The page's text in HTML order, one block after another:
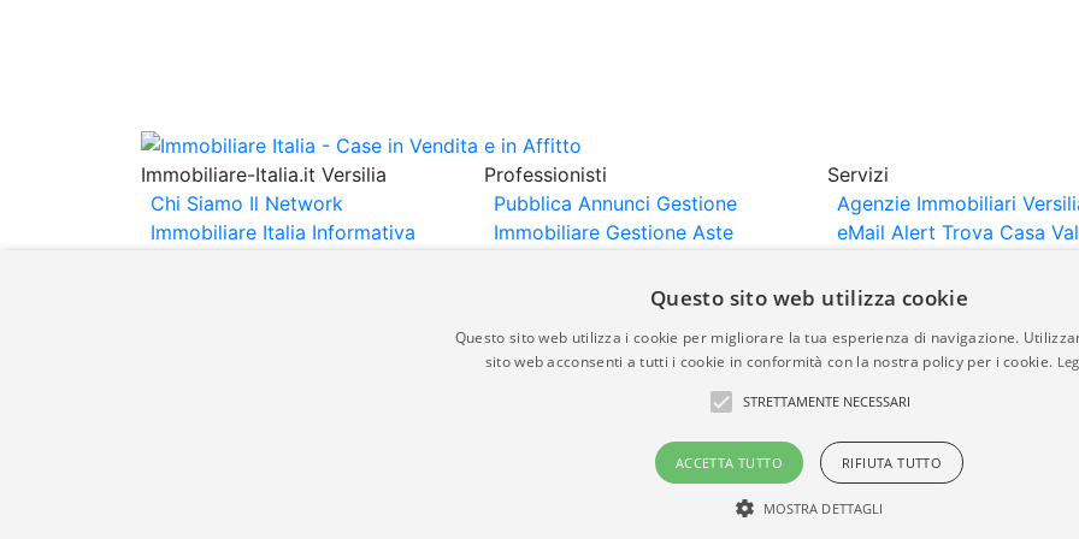
Immobiliare-Italia.it Versilia
Chi Siamo Il Network
Immobiliare Italia Informativa
Professionisti
Pubblica Annunci Gestione
Immobiliare Gestione Aste
Importazione
Servizi
Agenzie Immobiliari
eMail Alert Trova Casa
Gli annunci immobiliari presenti su immobiliare-italia.it vengono pubblicati da agenzie immobiliari e
italia.it quindi non è responsabile della veridicità, della correttezza, della completezza, della
Questo sito web utilizza cookie
Questo sito web utilizza i cookie per migliorare la tua esperienza di navigazione.
sito web acconsenti a tutti i cookie in conformità con la nostra policy per i cookie.
STRETTAMENTE NECESSARI
ACCETTA TUTTO RIFIUTA TUTTO
MOSTRA DETTAGLI